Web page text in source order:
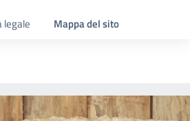
legale Mappa del sito